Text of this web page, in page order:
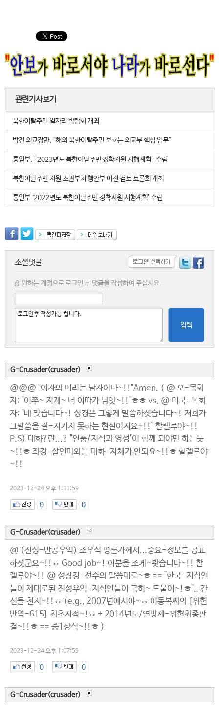
관련기사보기
북한이탈주민 일자리 박람회 개최
박진 외교장관, “해외 북한이탈주민 보호는 외교부 핵심 임무”
통일부, ｢2023년도 북한이탈주민 정착지원 시행계획｣ 수립
북한이탈주민 지원 소관부처 행안부 이전 검토 토론회 개최
통일부 ‘2022년도 북한이탈주민 정착지원 시행계획’ 수립
소셜댓글
원하는 계정으로 로그인 후 댓글을 작성하여 주십시요.
입력
G-Crusader(crusader)
@@@ "여자의 머리는 남자이다~!!"Amen. ( @ 오-목회
자: "어쭈~ 저게~ 너 이따가 남앗~!!"ㅎㅎ vs. @ 미국-목회
자: "네 맞습니다~! 성경은 그렇게 말씀하셧습니다~! 저희가
그말씀을 잘-지키지 못하는 현실이지요~!!" 할렐루야~!!
P.S) 대화?란...? "인품/지식과 영성"이 함께 되야만 하는듯
~!!ㅎ 좌경-살인마와는 대화-자체가 안되요~!!ㅎ 할렐루야
~!!
2023-12-24 오후 1:11:59
0 0
G-Crusader(crusader)
@ (진성-반공우익) 조우석 평론가께서...중요-정보를 공표
하셧군요~!!ㅎ Good job~! 이분을 조케~봣습니다~!! 할
렐루야~!! @ 성창경-선수의 말씀대로~ㅎ == "한국-지식인
들이 제대로된 진성우익-지식인들이 극히~ 드물어~!ㅎ".. 간
신들 천지~!!ㅎ (e.g., 2007년에서야~ㅎ 이동복씨의 [위헌
반역-615] 최초지적~!ㅎ + 2014년도/연방제-위헌최종판
결~!!ㅎ == 중1상식~!!ㅎ )
2023-12-24 오후 1:07:59
0 0
G-Crusader(crusader)